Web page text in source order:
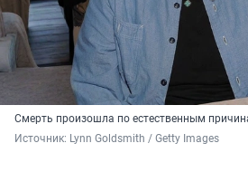
Смерть произошла по естественным
Источник: Lynn Goldsmith / Getty Images